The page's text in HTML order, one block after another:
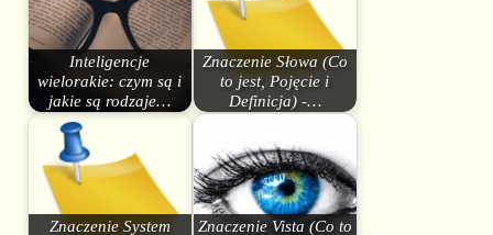
Inteligencje
wielorakie: czym są i
jakie są rodzaje…
Znaczenie Słowa (Co
to jest, Pojęcie i
Definicja) -…
Znaczenie System
Znaczenie Vista (Co to